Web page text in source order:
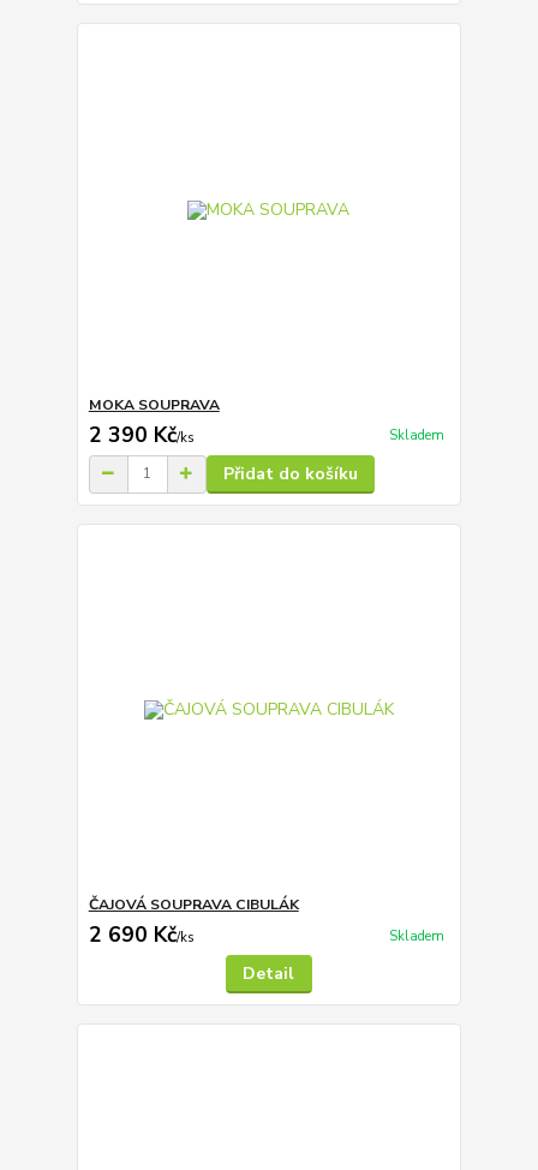
MOKA SOUPRAVA
2 390 Kč/ks Skladem
Přidat do košíku
ČAJOVÁ SOUPRAVA CIBULÁK
2 690 Kč/ks Skladem
Detail